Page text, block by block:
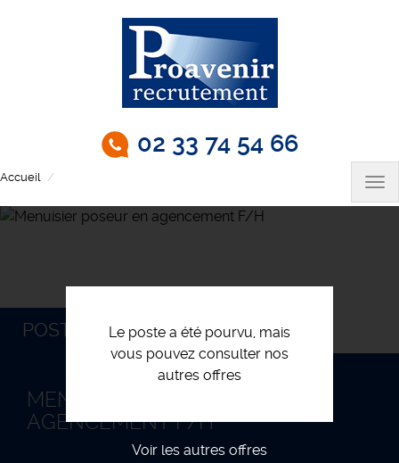
02 33 74 54 66
Accueil
Le poste a été pourvu, mais
vous pouvez consulter nos
autres offres
Voir les autres offres
POSTULEZ
MENUISIER POSEUR EN
AGENCEMENT F/H